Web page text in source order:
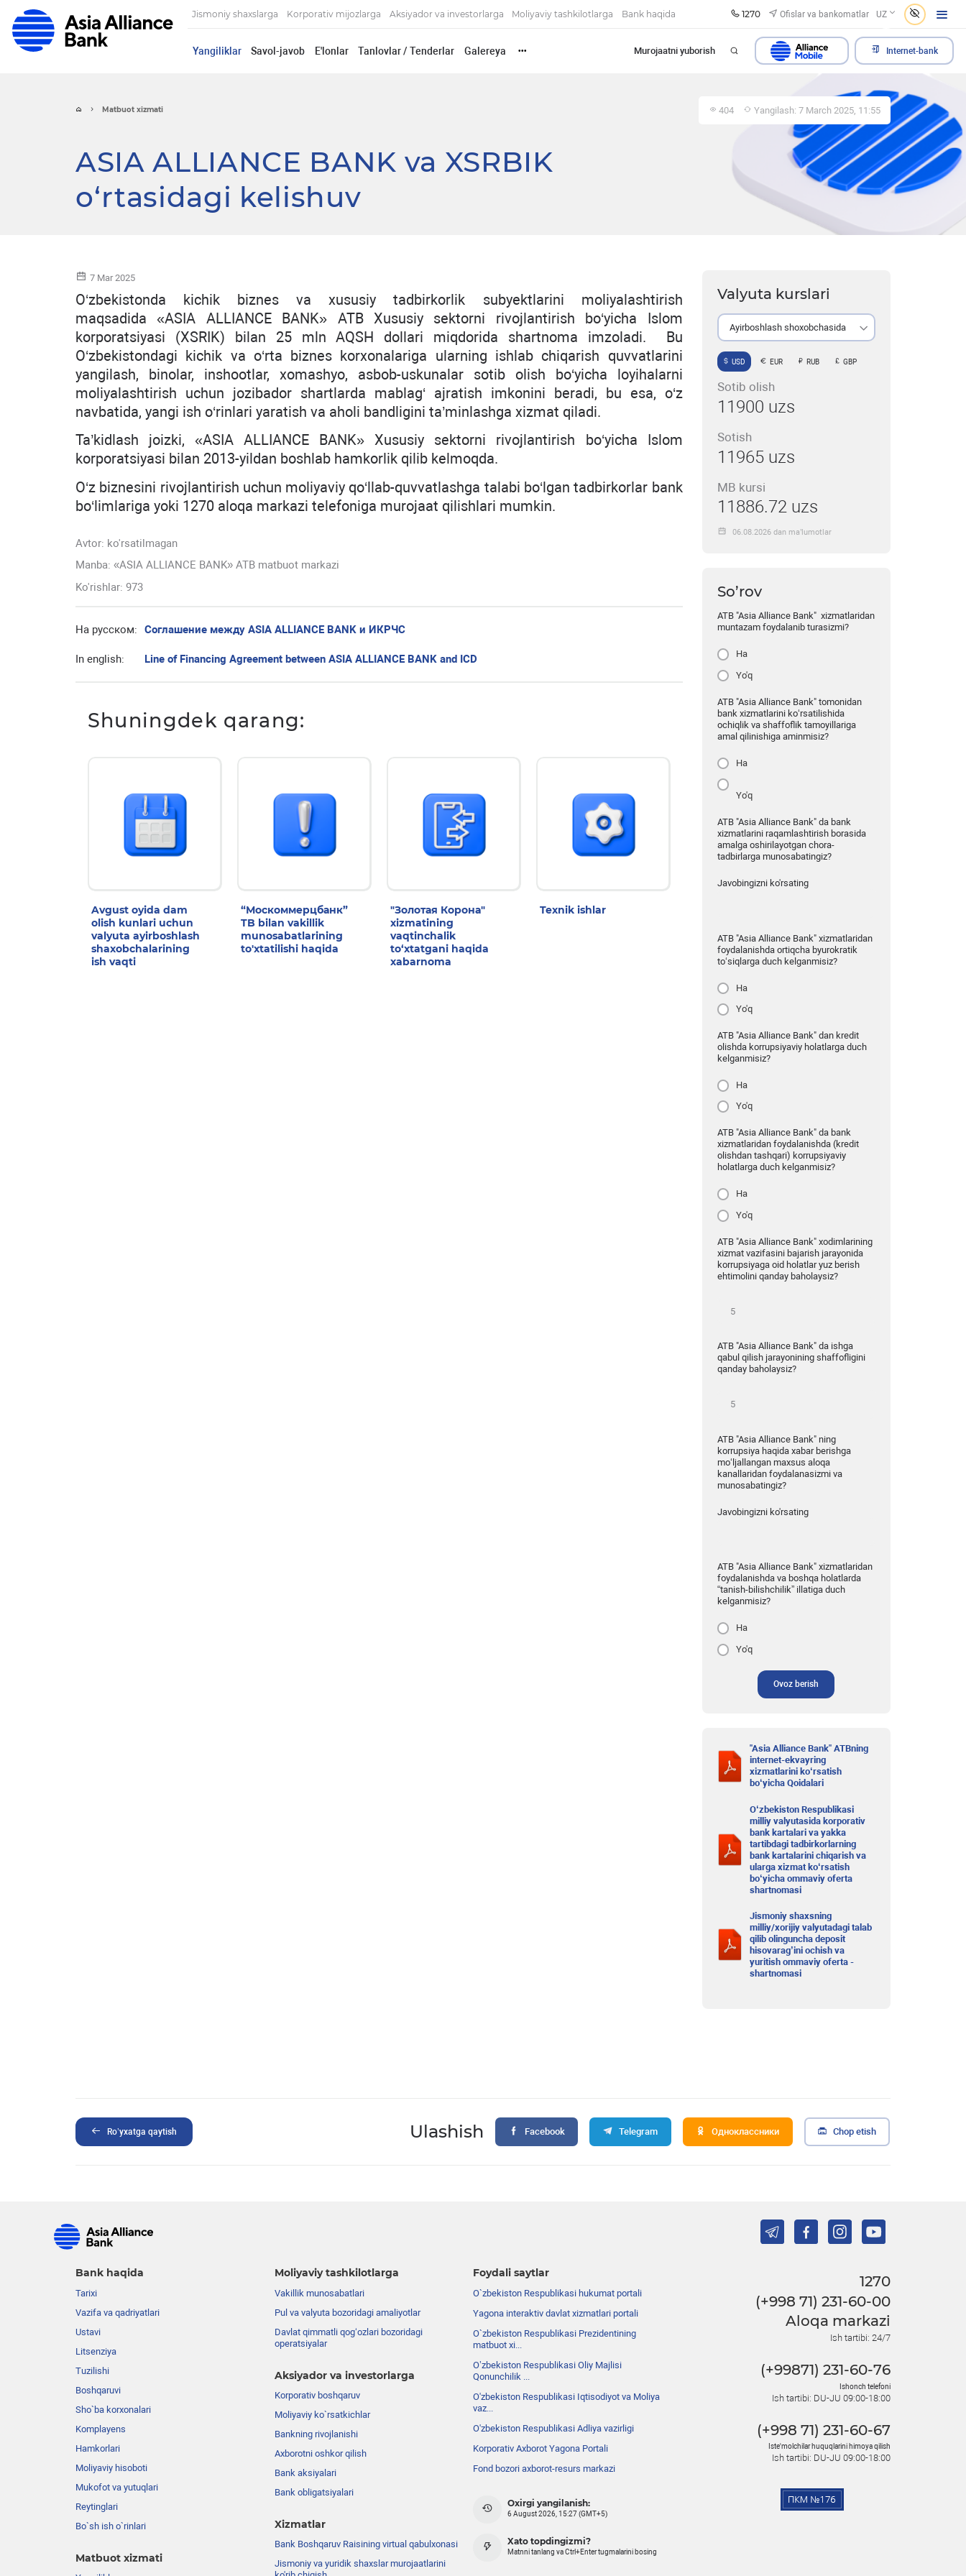
Jismoniy shaxslarga Korporativ mijozlarga Aksiyador va investorlarga Moliyaviy tashkilotlarga Bank haqida 1270 Ofislar va bankomatlar UZ
Yangiliklar Savol-javob E'lonlar Tanlovlar / Tenderlar Galereya ••• Murojaatni yuborish Internet-bank
Matbuot xizmati 404 Yangilash: 7 March 2025, 11:55
ASIA ALLIANCE BANK va XSRBIK
o‘rtasidagi kelishuv
7 Mar 2025
O‘zbekistonda kichik biznes va xususiy tadbirkorlik subyektlarini moliyalashtirish
maqsadida «ASIA ALLIANCE BANK» ATB Xususiy sektorni rivojlantirish bo‘yicha Islom
korporatsiyasi (XSRIK) bilan 25 mln AQSH dollari miqdorida shartnoma imzoladi. Bu
O‘zbekistondagi kichik va o‘rta biznes korxonalariga ularning ishlab chiqarish quvvatlarini
yangilash, binolar, inshootlar, xomashyo, asbob-uskunalar sotib olish bo‘yicha loyihalarni
moliyalashtirish uchun jozibador shartlarda mablag‘ ajratish imkonini beradi, bu esa, o‘z
navbatida, yangi ish o‘rinlari yaratish va aholi bandligini ta’minlashga xizmat qiladi.
Ta’kidlash joizki, «ASIA ALLIANCE BANK» Xususiy sektorni rivojlantirish bo‘yicha Islom
korporatsiyasi bilan 2013-yildan boshlab hamkorlik qilib kelmoqda.
O‘z biznesini rivojlantirish uchun moliyaviy qo‘llab-quvvatlashga talabi bo‘lgan tadbirkorlar bank
bo‘limlariga yoki 1270 aloqa markazi telefoniga murojaat qilishlari mumkin.
Avtor: ko'rsatilmagan
Manba: «ASIA ALLIANCE BANK» ATB matbuot markazi
Ko'rishlar: 973
На русском: Соглашение между ASIA ALLIANCE BANK и ИКРЧС
In english: Line of Financing Agreement between ASIA ALLIANCE BANK and ICD
Shuningdek qarang:
Avgust oyida dam
olish kunlari uchun
valyuta ayirboshlash
shaxobchalarining
ish vaqti
“Москоммерцбанк”
TB bilan vakillik
munosabatlarining
to'xtatilishi haqida
"Золотая Корона"
xizmatining
vaqtinchalik
to‘xtatgani haqida
xabarnoma
Texnik ishlar
Valyuta kurslari
Ayirboshlash shoxobchasida
USD EUR RUB GBP
Sotib olish
11900 uzs
Sotish
11965 uzs
MB kursi
11886.72 uzs
06.08.2026 dan ma’lumotlar
So’rov
ATB "Asia Alliance Bank" xizmatlaridan
muntazam foydalanib turasizmi?
Ha
Yo'q
ATB "Asia Alliance Bank" tomonidan
bank xizmatlarini ko‘rsatilishida
ochiqlik va shaffoflik tamoyillariga
amal qilinishiga aminmisiz?
Ha
Yo'q
ATB "Asia Alliance Bank" da bank
xizmatlarini raqamlashtirish borasida
amalga oshirilayotgan chora-
tadbirlarga munosabatingiz?
Javobingizni ko'rsating
ATB "Asia Alliance Bank" xizmatlaridan
foydalanishda ortiqcha byurokratik
to‘siqlarga duch kelganmisiz?
Ha
Yo'q
ATB "Asia Alliance Bank" dan kredit
olishda korrupsiyaviy holatlarga duch
kelganmisiz?
Ha
Yo'q
ATB "Asia Alliance Bank" da bank
xizmatlaridan foydalanishda (kredit
olishdan tashqari) korrupsiyaviy
holatlarga duch kelganmisiz?
Ha
Yo'q
ATB "Asia Alliance Bank" xodimlarining
xizmat vazifasini bajarish jarayonida
korrupsiyaga oid holatlar yuz berish
ehtimolini qanday baholaysiz?
ATB "Asia Alliance Bank" da ishga
qabul qilish jarayonining shaffofligini
qanday baholaysiz?
ATB "Asia Alliance Bank" ning
korrupsiya haqida xabar berishga
mo‘ljallangan maxsus aloqa
kanallaridan foydalanasizmi va
munosabatingiz?
Javobingizni ko'rsating
ATB "Asia Alliance Bank" xizmatlaridan
foydalanishda va boshqa holatlarda
“tanish-bilishchilik” illatiga duch
kelganmisiz?
Ha
Yo'q
Ovoz berish
"Asia Alliance Bank" ATBning
internet-ekvayring
xizmatlarini ko‘rsatish
bo‘yicha Qoidalari
O‘zbekiston Respublikasi
milliy valyutasida korporativ
bank kartalari va yakka
tartibdagi tadbirkorlarning
bank kartalarini chiqarish va
ularga xizmat ko‘rsatish
bo‘yicha ommaviy oferta
shartnomasi
Jismoniy shaxsning
milliy/xorijiy valyutadagi talab
qilib olinguncha deposit
hisovarag’ini ochish va
yuritish ommaviy oferta -
shartnomasi
Ro’yxatga qaytish Ulashish Facebook Telegram Одноклассники Chop etish
Bank haqida
Tarixi
Vazifa va qadriyatlari
Ustavi
Litsenziya
Tuzilishi
Boshqaruvi
Sho`ba korxonalari
Komplayens
Hamkorlari
Moliyaviy hisoboti
Mukofot va yutuqlari
Reytinglari
Bo`sh ish o`rinlari
Matbuot xizmati
Moliyaviy tashkilotlarga
Vakillik munosabatlari
Pul va valyuta bozoridagi amaliyotlar
Davlat qimmatli qog‘ozlari bozoridagi
operatsiyalar
Aksiyador va investorlarga
Korporativ boshqaruv
Moliyaviy ko`rsatkichlar
Bankning rivojlanishi
Axborotni oshkor qilish
Bank aksiyalari
Bank obligatsiyalari
Xizmatlar
Bank Boshqaruv Raisining virtual qabulxonasi
Jismoniy va yuridik shaxslar murojaatlarini
Foydali saytlar
O`zbekiston Respublikasi hukumat portali
Yagona interaktiv davlat xizmatlari portali
O`zbekiston Respublikasi Prezidentining
matbuot xi...
Oʼzbekiston Respublikasi Oliy Majlisi
Qonunchilik ...
O'zbekiston Respublikasi Iqtisodiyot va Moliya
vaz...
O'zbekiston Respublikasi Adliya vazirligi
Korporativ Axborot Yagona Portali
Fond bozori axborot-resurs markazi
Oxirgi yangilanish:
6 August 2026, 15:27 (GMT+5)
Xato topdingizmi?
Matnni tanlang va Ctrl+Enter tugmalarini bosing
1270
(+998 71) 231-60-00
Aloqa markazi
Ish tartibi: 24/7
(+99871) 231-60-76
Ishonch telefoni
Ish tartibi: DU-JU 09:00-18:00
(+998 71) 231-60-67
Iste'molchilar huquqlarini himoya qilish
Ish tartibi: DU-JU 09:00-18:00